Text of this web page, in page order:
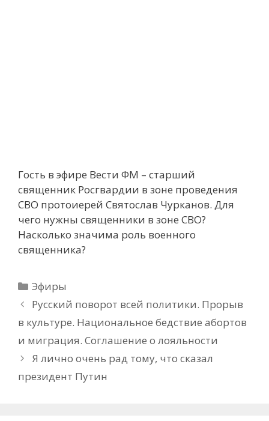
Гость в эфире Вести ФМ – старший
священник Росгвардии в зоне проведения
СВО протоиерей Святослав Чурканов. Для
чего нужны священники в зоне СВО?
Насколько значима роль военного
священника?
Рубрики
Эфиры
Русский поворот всей политики. Прорыв
в культуре. Национальное бедствие абортов
и миграция. Соглашение о лояльности
Я лично очень рад тому, что сказал
президент Путин